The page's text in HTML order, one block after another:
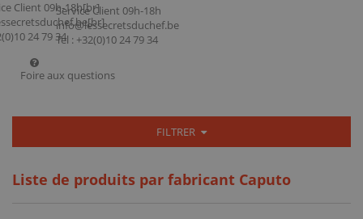
Service Client 09h-18h
info@lessecretsduchef.be
Tel : +32(0)10 24 79 34
Foire aux questions
FILTRER
Liste de produits par fabricant Caputo